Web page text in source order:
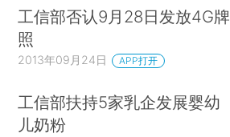
工信部否认9月28日发放4G牌
照
2013年09月24日 APP打开
工信部扶持5家乳企发展婴幼
儿奶粉